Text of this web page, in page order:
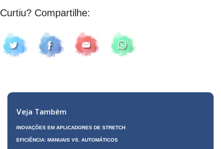
Curtiu? Compartilhe:
Veja Também
INOVAÇÕES EM APLICADORES DE STRETCH
EFICIÊNCIA: MANUAIS VS. AUTOMÁTICOS